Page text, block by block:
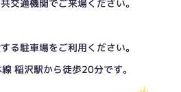
交通機関でご来場ください。
る駐車場をご利用ください。
稲沢駅から徒歩20分です。